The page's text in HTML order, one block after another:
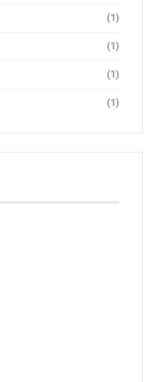
(1)
(1)
(1)
(1)